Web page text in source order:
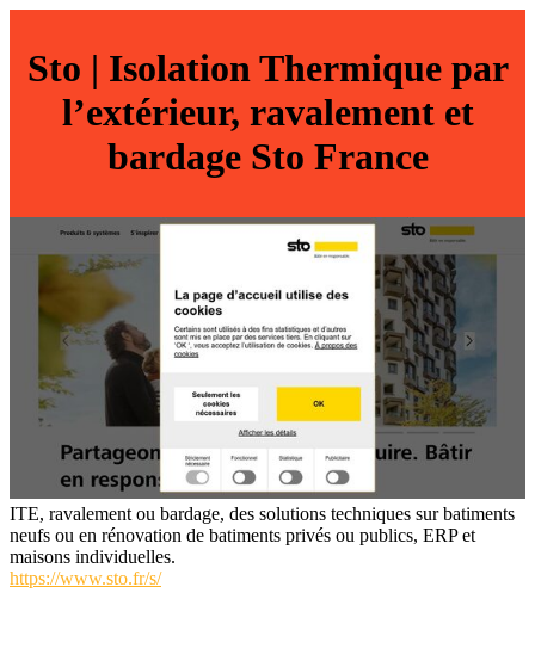
Sto | Isolation Thermique par
l’extérieur, ravalement et
bardage Sto France
ITE, ravalement ou bardage, des solutions techniques sur batiments
neufs ou en rénovation de batiments privés ou publics, ERP et
maisons individuelles.
https://www.sto.fr/s/